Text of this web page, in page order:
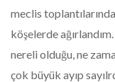
meclis
köşelerde
nereli olduğu, ne
çok büyük ayıp